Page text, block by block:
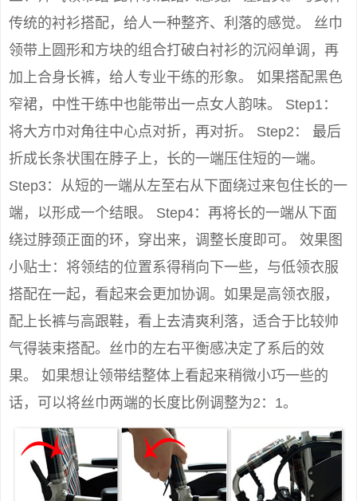
传统的衬衫搭配，给人一种整齐、利落的感觉。 丝巾
领带上圆形和方块的组合打破白衬衫的沉闷单调，再
加上合身长裤，给人专业干练的形象。 如果搭配黑色
窄裙，中性干练中也能带出一点女人韵味。 Step1：
将大方巾对角往中心点对折，再对折。 Step2： 最后
折成长条状围在脖子上，长的一端压住短的一端。
Step3：从短的一端从左至右从下面绕过来包住长的一
端，以形成一个结眼。 Step4：再将长的一端从下面
绕过脖颈正面的环，穿出来，调整长度即可。 效果图
小贴士：将领结的位置系得稍向下一些，与低领衣服
搭配在一起，看起来会更加协调。如果是高领衣服，
配上长裤与高跟鞋，看上去清爽利落，适合于比较帅
气得装束搭配。丝巾的左右平衡感决定了系后的效
果。 如果想让领带结整体上看起来稍微小巧一些的
话，可以将丝巾两端的长度比例调整为2：1。